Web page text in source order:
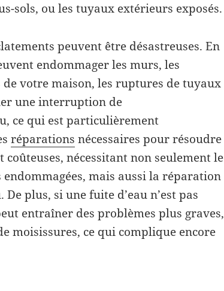
sols, ou les tuyaux extérieurs exposés.
peuvent être désastreuses. En
endommager les murs, les
votre maison, les ruptures de tuyaux
une interruption de
ce qui est particulièrement
réparations nécessaires pour résoudre
coûteuses, nécessitant non seulement le
mais aussi la réparation
De plus, si une fuite d’eau n’est pas
entraîner des problèmes plus graves,
moisissures, ce qui complique encore